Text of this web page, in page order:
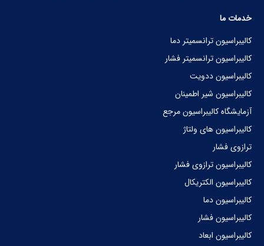
خدمات ما
کالیبراسیون ترانسمیتر دما
کالیبراسیون ترانسمیتر فشار
کالیبراسیون ددویت
کالیبراسیون شیر اطمینان
آزمایشگاه کالیبراسیون مرجع
کالیبراسیون های ولتاژ
ترازوی فشار
کالیبراسیون ترازوی فشار
کالیبراسیون الکتریکال
کالیبراسیون دما
کالیبراسیون فشار
کالیبراسیون ابعاد